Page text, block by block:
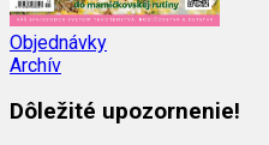
Objednávky
Archív
Dôležité upozornenie!